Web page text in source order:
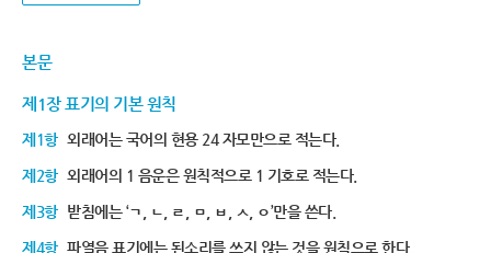
본문
제1장 표기의 기본 원칙
제1항 외래어는 국어의 현용 24 자모만으로 적는다.
제2항 외래어의 1 음운은 원칙적으로 1 기호로 적는다.
제3항 받침에는 ‘ㄱ, ㄴ, ㄹ, ㅁ, ㅂ, ㅅ, ㅇ’만을 쓴다.
제4항 파열음 표기에는 된소리를 쓰지 않는 것을 원칙으로 한다.